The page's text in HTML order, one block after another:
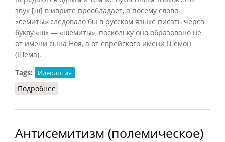
звук [ш] в иврите преобладает, а посему слово
«семиты» следовало бы в русском языке писать через
букву «ш» — «шемиты», поскольку оно образовано не
от имени сына Ноя, а от еврейского имени Шемон
(Шема).
Tags:
Идеология
Подробнее
Антисемитизм (полемическое)